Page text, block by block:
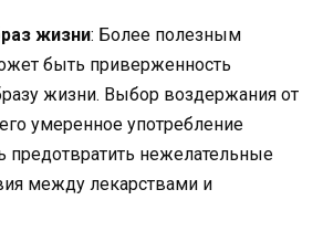
жизни: Более полезным
быть приверженность
жизни. Выбор воздержания от
умеренное употребление
предотвратить нежелательные
между лекарствами и